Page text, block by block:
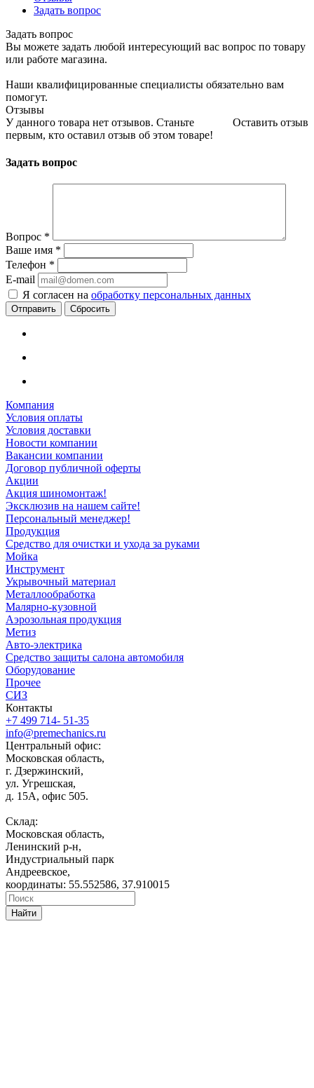
Задать вопрос
Задать вопрос
Вы можете задать любой интересующий вас вопрос по товару
или работе магазина.
Наши квалифицированные специалисты обязательно вам
помогут.
Отзывы
Оставить отзыв
У данного товара нет отзывов. Станьте
первым, кто оставил отзыв об этом товаре!
Задать вопрос
Вопрос *
Ваше имя *
Телефон *
E-mail
Я согласен на обработку персональных данных
Сбросить
Компания
Условия оплаты
Условия доставки
Новости компании
Вакансии компании
Договор публичной оферты
Акции
Акция шиномонтаж!
Эксклюзив на нашем сайте!
Персональный менеджер!
Продукция
Средство для очистки и ухода за руками
Мойка
Инструмент
Укрывочный материал
Металлообработка
Малярно-кузовной
Аэрозольная продукция
Метиз
Авто-электрика
Средство защиты салона автомобиля
Оборудование
Прочее
СИЗ
Контакты
+7 499 714- 51-35
info@premechanics.ru
Центральный офис:
Московская область,
г. Дзержинский,
ул. Угрешская,
д. 15А, офис 505.
Склад:
Московская область,
Ленинский р-н,
Индустриальный парк
Андреевское,
координаты: 55.552586, 37.910015
Найти